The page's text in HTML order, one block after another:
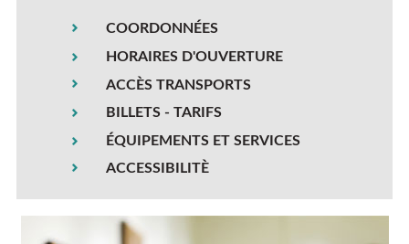
COORDONNÉES
HORAIRES D'OUVERTURE
ACCÈS TRANSPORTS
BILLETS - TARIFS
ÉQUIPEMENTS ET SERVICES
ACCESSIBILITÈ